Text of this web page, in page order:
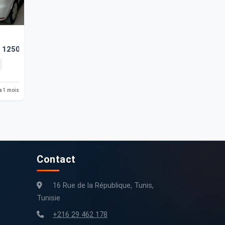
Km
a 1 mois
Contact
16 Rue de la République, Tunis,
Tunisie
+216 29 462 178